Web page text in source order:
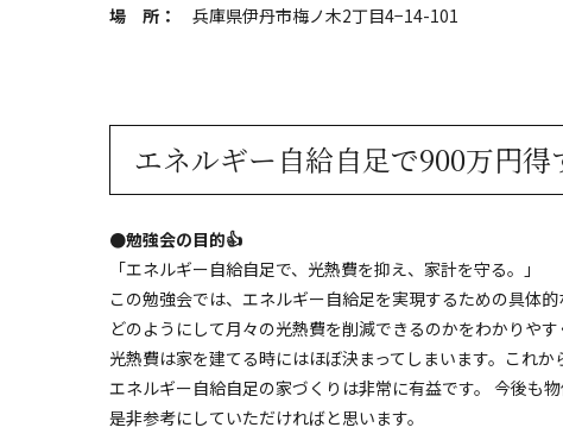
場 所：
兵庫県伊丹市梅ノ木2丁目4−14-101
エネルギー自給自足で900万円得
●勉強会の目的👍
「エネルギー自給自足で、光熱費を抑え、家計を守る。」
この勉強会では、エネルギー自給足を実現するための具体的
どのようにして月々の光熱費を削減できるのかをわかりやす
光熱費は家を建てる時にはほぼ決まってしまいます。これか
エネルギー自給自足の家づくりは非常に有益です。 今後も
是非参考にしていただければと思います。